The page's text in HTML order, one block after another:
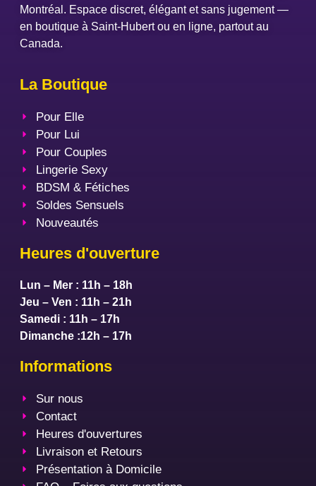
Montréal. Espace discret, élégant et sans jugement —
en boutique à Saint-Hubert ou en ligne, partout au
Canada.
La Boutique
Pour Elle
Pour Lui
Pour Couples
Lingerie Sexy
BDSM & Fétiches
Soldes Sensuels
Nouveautés
Heures d'ouverture
Lun – Mer : 11h – 18h
Jeu – Ven : 11h – 21h
Samedi : 11h – 17h
Dimanche :12h – 17h
Informations
Sur nous
Contact
Heures d'ouvertures
Livraison et Retours
Présentation à Domicile